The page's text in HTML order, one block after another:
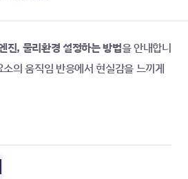
진, 물리환경 설정하는 방법을 안내합니
의 움직임 반응에서 현실감을 느끼게